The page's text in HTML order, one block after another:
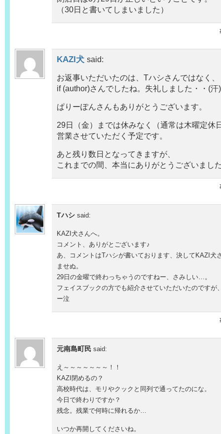
（30日と書いてしまいました）
KAZI犬 said:
お返事いただいたのは、Tハシさんではなく、
if (author)さんでしたね。失礼しました・・(汗)
ぱりーぽんさんもありがとうございます。
29日（金）までは休みなく（通常は木曜定休
営業させていただく予定です。
あと残り数日となってきますが、
これまでの間、本当にありがとうございまし
Tハシ said:
KAZI犬さんへ。
コメント、ありがとございます♪
あ、コメントはTハシが書いております、決してKAZI犬
ませぬ。
29日の金曜で終わっちゃうのですねー、さみしい…。
フェイスブックの方でも紹介させていただいたのですが
ー泣
元南島町民 said:
え～～～～～～～！！
KAZI閉めるの？
高校時代は、モリやクックと同列で通ってたのにな。
今日で終わりですか？
残念。残業で何時に帰れるか…
いつか再開してくださいね。